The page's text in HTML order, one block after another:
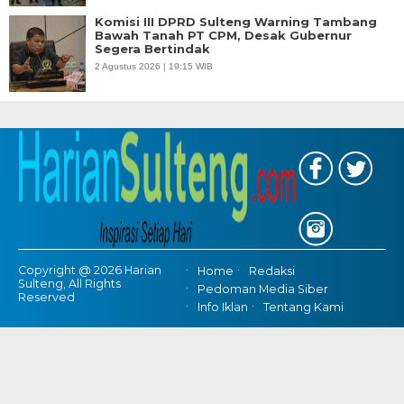
Komisi III DPRD Sulteng Warning Tambang
Bawah Tanah PT CPM, Desak Gubernur
Segera Bertindak
2 Agustus 2026 | 19:15 WIB
Copyright @ 2026 Harian
Sulteng, All Rights
Reserved
Home
Redaksi
Pedoman Media Siber
Info Iklan
Tentang Kami